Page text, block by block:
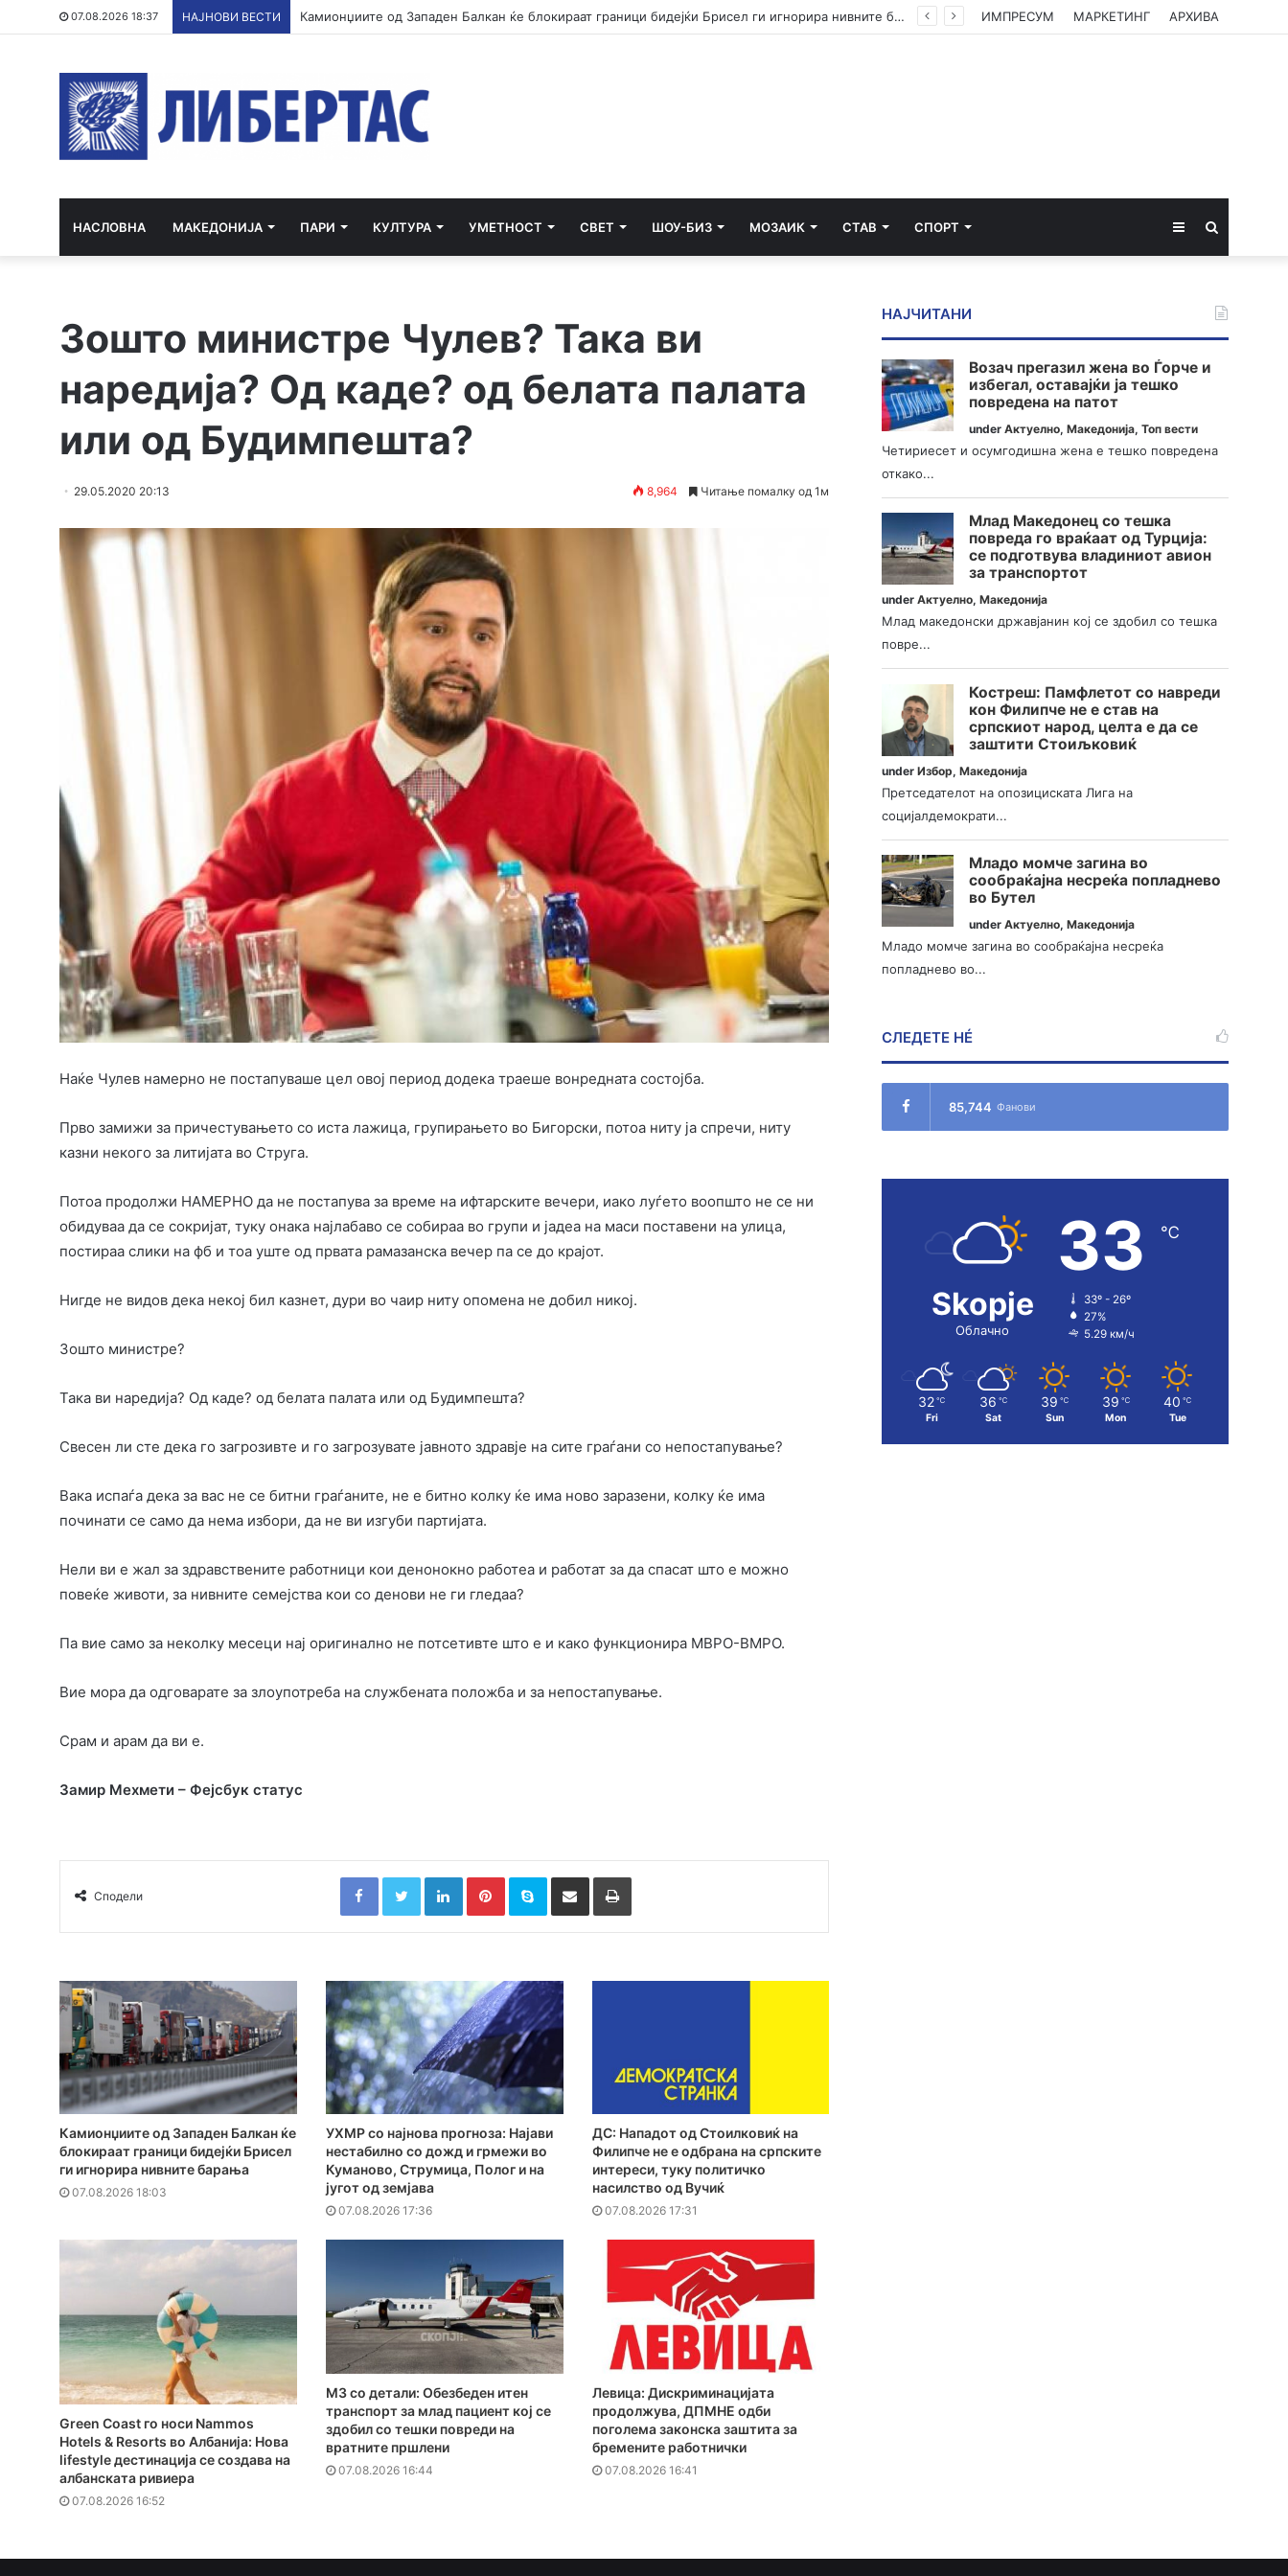
07.08.2026 18:37 НАЈНОВИ ВЕСТИ Камионџиите од Западен Балкан ќе блокираат граници бидејќи Брисел ги игнорира нивните барања ИМПРЕСУМ МАРКЕТИНГ АРХИВА
НАСЛОВНА МАКЕДОНИЈА ПАРИ КУЛТУРА УМЕТНОСТ СВЕТ ШОУ-БИЗ МОЗАИК СТАВ СПОРТ Sidebar
Зошто министре Чулев? Така ви
наредија? Од каде? од белата палата
или од Будимпешта?
29.05.2020 20:13 8,964 Читање помалку од 1м
Наќе Чулев намерно не постапуваше цел овој период додека траеше вонредната состојба.
Прво замижи за причестувањето со иста лажица, групирањето во Бигорски, потоа ниту ја спречи, ниту
казни некого за литијата во Струга.
Потоа продолжи НАМЕРНО да не постапува за време на ифтарските вечери, иако луѓето воопшто не се ни
обидуваа да се сокријат, туку онака најлабаво се собираа во групи и јадеа на маси поставени на улица,
постираа слики на фб и тоа уште од првата рамазанска вечер па се до крајот.
Нигде не видов дека некој бил казнет, дури во чаир ниту опомена не добил никој.
Зошто министре?
Така ви наредија? Од каде? од белата палата или од Будимпешта?
Свесен ли сте дека го загрозивте и го загрозувате јавното здравје на сите граѓани со непостапување?
Вака испаѓа дека за вас не се битни граѓаните, не е битно колку ќе има ново заразени, колку ќе има
починати се само да нема избори, да не ви изгуби партијата.
Нели ви е жал за здравствените работници кои денонокно работеа и работат за да спасат што е можно
повеќе животи, за нивните семејства кои со денови не ги гледаа?
Па вие само за неколку месеци нај оригинално не потсетивте што е и како функционира МВРО-ВМРО.
Вие мора да одговарате за злоупотреба на службената положба и за непостапување.
Срам и арам да ви е.
Замир Мехмети – Фејсбук статус
Сподели
FacebookTwitterLinkedInPinterestSkype Сподели преку Е-маил Испринтај
Камионџиите од Западен Балкан ќе
блокираат граници бидејќи Брисел
ги игнорира нивните барања
07.08.2026 18:03
УХМР со најнова прогноза: Најави
нестабилно со дожд и грмежи во
Куманово, Струмица, Полог и на
југот од земјава
07.08.2026 17:36
ДС: Нападот од Стоилковиќ на
Филипче не е одбрана на српските
интереси, туку политичко
насилство од Вучиќ
07.08.2026 17:31
Green Coast го носи Nammos
Hotels & Resorts во Албанија: Нова
lifestyle дестинација се создава на
албанската ривиера
07.08.2026 16:52
MЗ со детали: Обезбеден итен
транспорт за млад пациент кој се
здобил со тешки повреди на
вратните пршлени
07.08.2026 16:44
Левица: Дискриминацијата
продолжува, ДПМНЕ одби
поголема законска заштита за
бремените работнички
07.08.2026 16:41
НАЈЧИТАНИ
Возач прегазил жена во Ѓорче и
избегал, оставајќи ја тешко
повредена на патот
underАктуелно,Македонија,Топ вести
Четириесет и осумгодишна жена е тешко повредена
откако...
Млад Македонец со тешка
повреда го враќаат од Турција:
се подготвува владиниот авион
за транспортот
underАктуелно,Македонија
Млад македонски државјанин кој се здобил со тешка
повре...
Костреш: Памфлетот со навреди
кон Филипче не е став на
српскиот народ, целта е да се
заштити Стоиљковиќ
underИзбор,Македонија
Претседателот на опозициската Лига на
социјалдемократи...
Младо момче загина во
сообраќајна несреќа попладнево
во Бутел
underАктуелно,Македонија
Младо момче загина во сообраќајна несреќа
попладнево во...
СЛЕДЕТЕ НÉ
85,744 Фанови
Skopje
Облачно
33 ℃
33º - 26º
27%
5.29 км/ч
32 ℃
Fri
36 ℃
Sat
39 ℃
Sun
39 ℃
Mon
40 ℃
Tue